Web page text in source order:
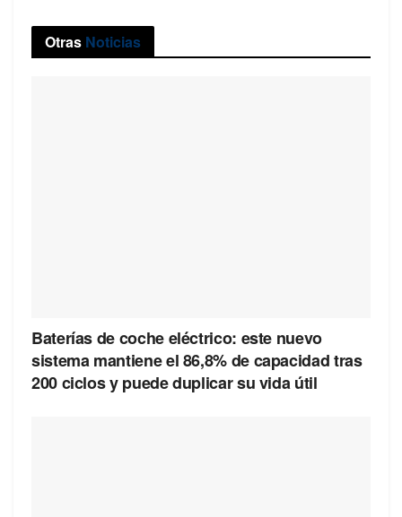
Otras Noticias
Baterías de coche eléctrico: este nuevo
sistema mantiene el 86,8% de capacidad tras
200 ciclos y puede duplicar su vida útil